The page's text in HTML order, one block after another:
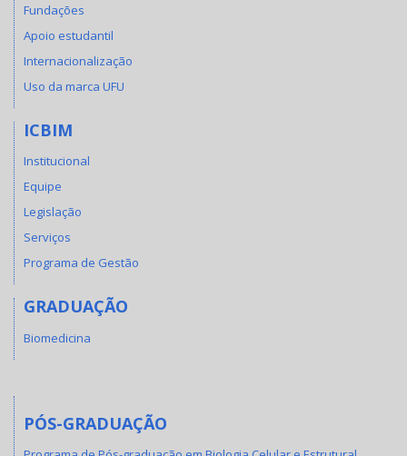
Fundações
Apoio estudantil
Internacionalização
Uso da marca UFU
ICBIM
Institucional
Equipe
Legislação
Serviços
Programa de Gestão
GRADUAÇÃO
Biomedicina
PÓS-GRADUAÇÃO